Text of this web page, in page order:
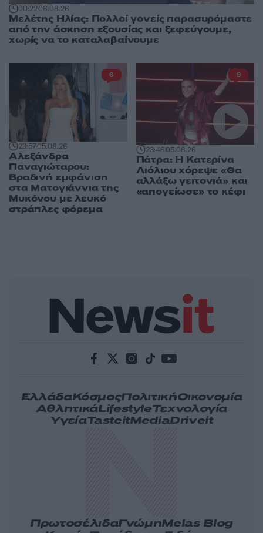
00:2206.08.26
Μελέτης Ηλίας: Πολλοί γονείς παρασυρόμαστε
από την άσκηση εξουσίας και ξεφεύγουμε,
χωρίς να το καταλαβαίνουμε
23:5705.08.26
Αλεξάνδρα
Παναγιώταρου:
Βραδινή εμφάνιση
στα Ματογιάννια της
Μυκόνου με λευκό
στράπλες φόρεμα
6
23:4605.08.26
Πάτρα: Η Κατερίνα
Λιόλιου χόρεψε «Θα
αλλάξω γειτονιά» και
«απογείωσε» το κέφι
9
ΕλλάδαΚόσμοςΠολιτικήΟικονομία
ΑθλητικάLifestyleΤεχνολογία
ΥγείαTasteitMediaDriveit
ΠρωτοσέλιδαΓνώμηMelas Blog